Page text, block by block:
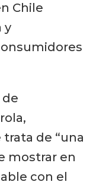
Chile
y
de
de “una
mostrar en
con el